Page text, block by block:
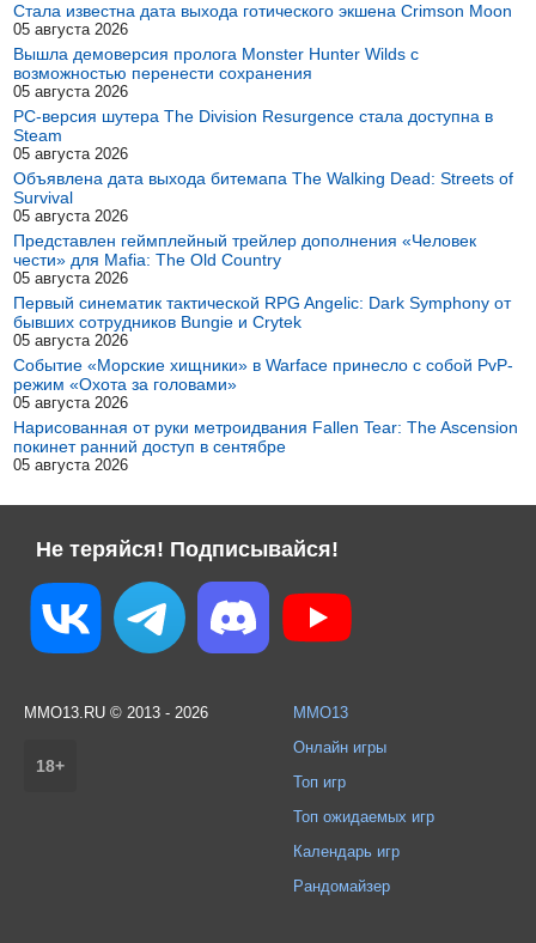
Стала известна дата выхода готического экшена Crimson Moon
05 августа 2026
Вышла демоверсия пролога Monster Hunter Wilds с
возможностью перенести сохранения
05 августа 2026
PC-версия шутера The Division Resurgence стала доступна в
Steam
05 августа 2026
Объявлена дата выхода битемапа The Walking Dead: Streets of
Survival
05 августа 2026
Представлен геймплейный трейлер дополнения «Человек
чести» для Mafia: The Old Country
05 августа 2026
Первый синематик тактической RPG Angelic: Dark Symphony от
бывших сотрудников Bungie и Crytek
05 августа 2026
Событие «Морские хищники» в Warface принесло с собой PvP-
режим «Охота за головами»
05 августа 2026
Нарисованная от руки метроидвания Fallen Tear: The Ascension
покинет ранний доступ в сентябре
05 августа 2026
Не теряйся! Подписывайся!
MMO13.RU © 2013 - 2026
18+
MMO13
Онлайн игры
Топ игр
Топ ожидаемых игр
Календарь игр
Рандомайзер